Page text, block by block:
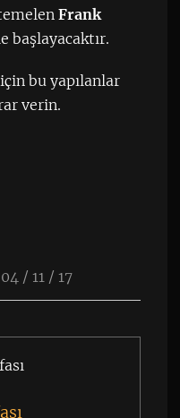
Frank
başlayacaktır.
bu yapılanlar
verin.
/ 11 / 17